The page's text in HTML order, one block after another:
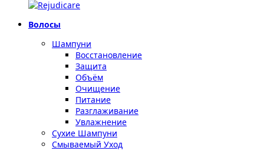
Волосы
Шампуни
Восстановление
Защита
Объём
Очищение
Питание
Разглаживание
Увлажнение
Сухие Шампуни
Смываемый Уход